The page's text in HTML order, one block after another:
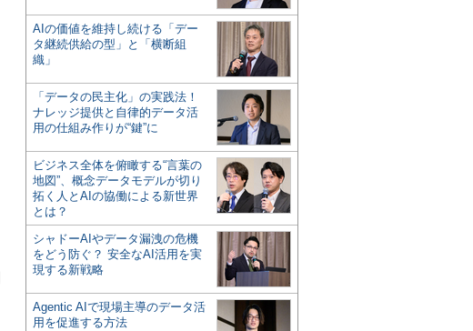
AIの価値を維持し続ける「デー
タ継続供給の型」と「横断組
織」
「データの民主化」の実践法！
ナレッジ提供と自律的データ活
用の仕組み作りが“鍵”に
ビジネス全体を俯瞰する“言葉の
地図”、概念データモデルが切り
拓く人とAIの協働による新世界
とは？
シャドーAIやデータ漏洩の危機
をどう防ぐ？ 安全なAI活用を実
現する新戦略
Agentic AIで現場主導のデータ活
用を促進する方法